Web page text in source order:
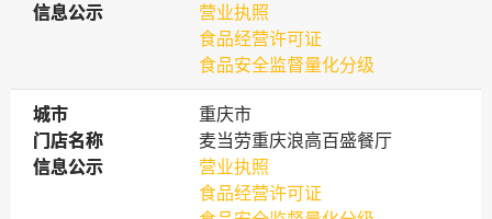
信息公示
信息公示
营业执照
食品经营许可证
食品安全监督量化分级
城市
城市
重庆市
门店名称
门店名称
麦当劳重庆浪高百盛餐厅
信息公示
信息公示
营业执照
食品经营许可证